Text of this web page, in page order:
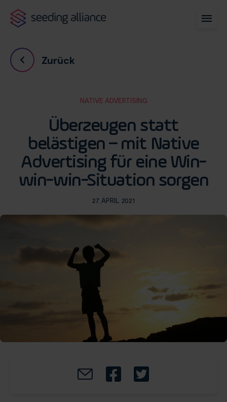
Zurück
NATIVE ADVERTISING
Überzeugen statt
belästigen – mit Native
Advertising für eine Win-
win-win-Situation sorgen
27. APRIL 2021